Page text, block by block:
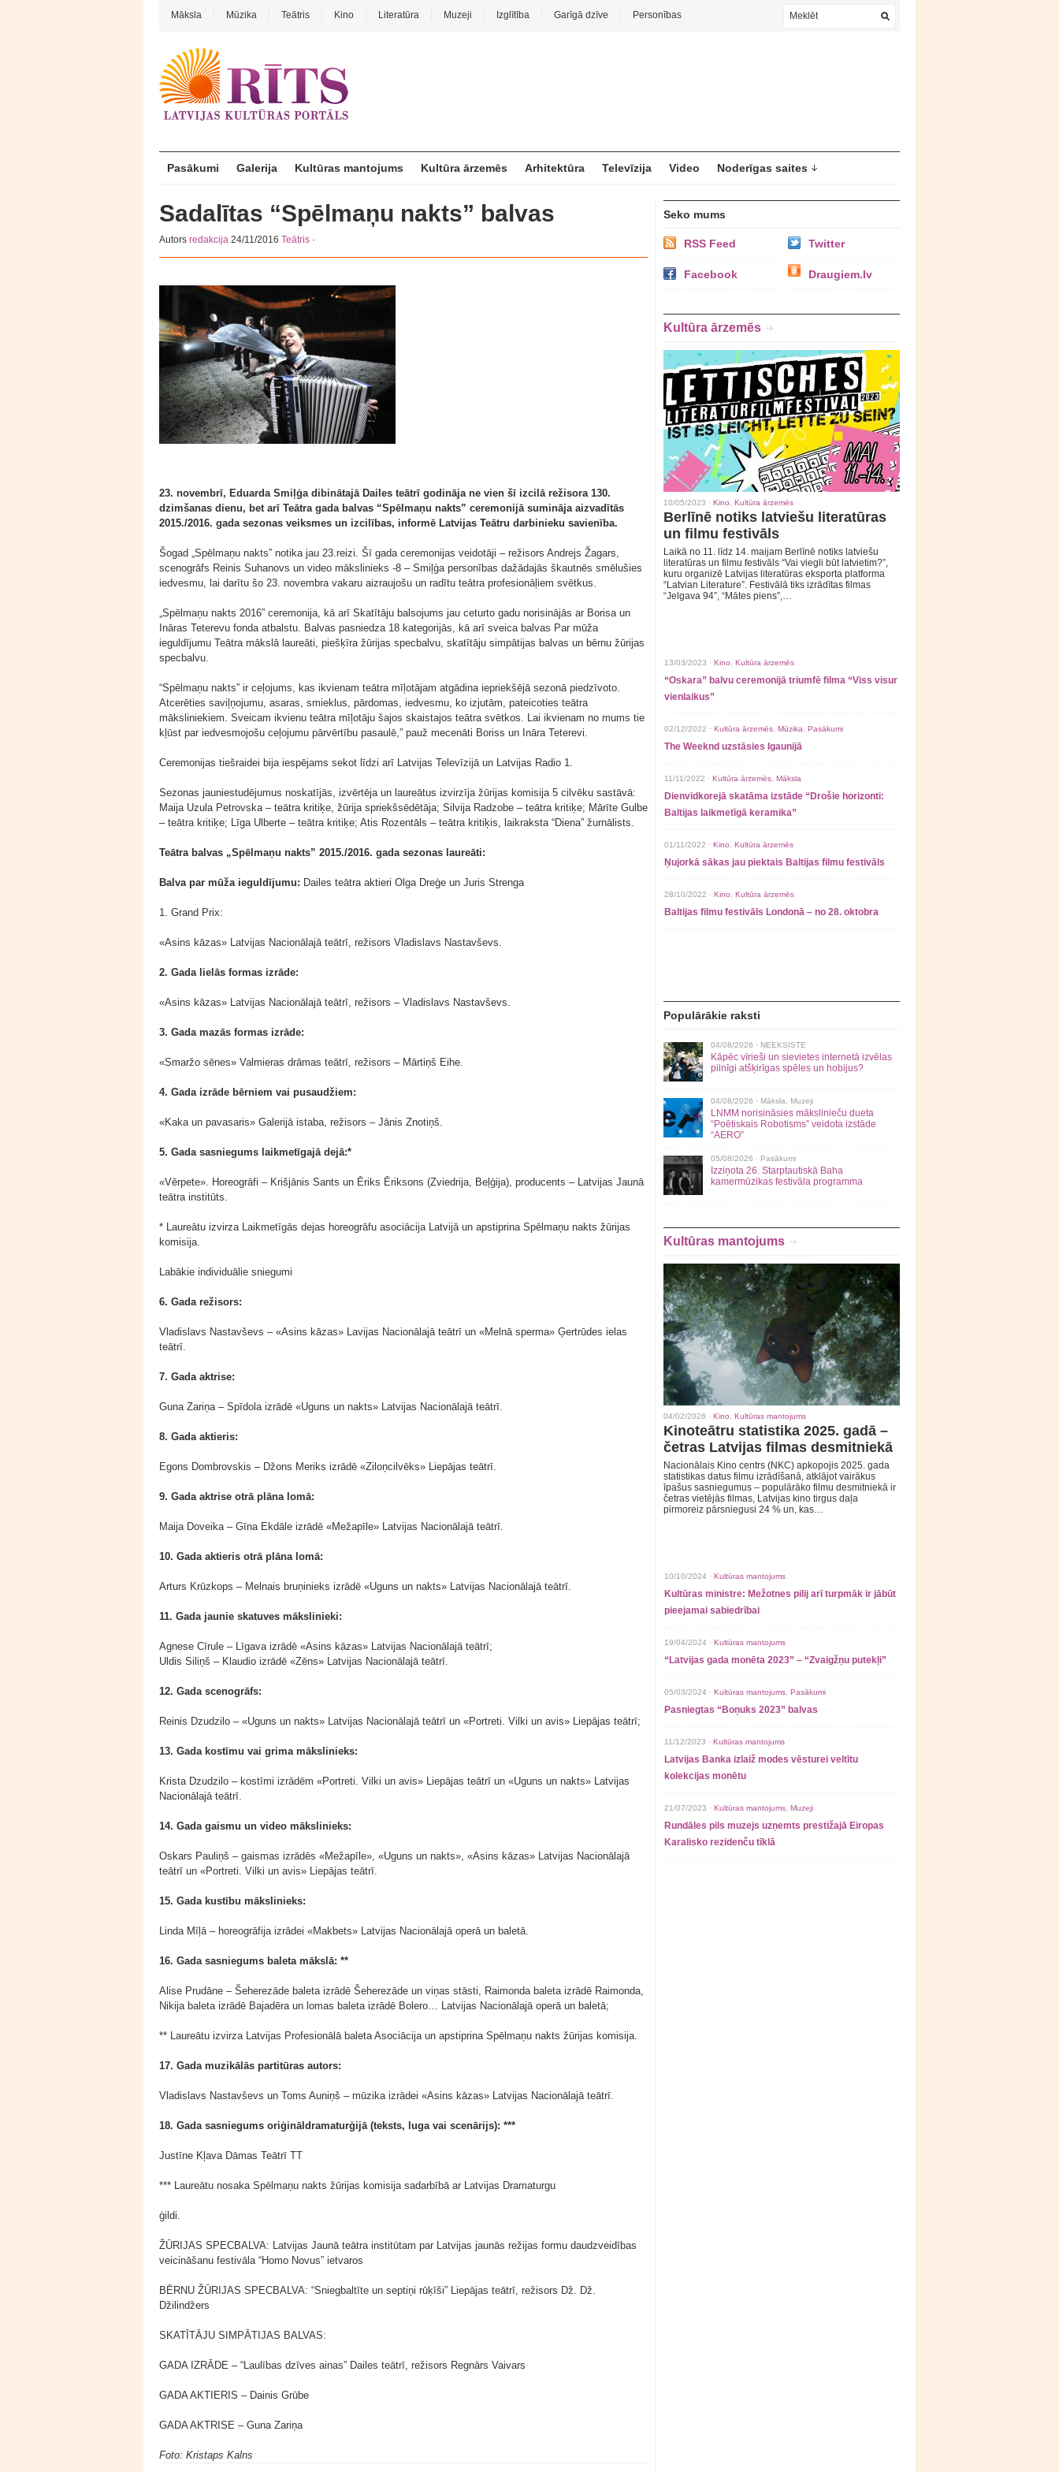
Māksla Mūzika Teātris Kino Literatūra Muzeji Izglītība Garīgā dzīve Personības
Pasākumi Galerija Kultūras mantojums Kultūra ārzemēs Arhitektūra Televīzija Video Noderīgas saites
Sadalītas “Spēlmaņu nakts” balvas
Autors redakcija 24/11/2016 Teātris ·
23. novembrī, Eduarda Smiļģa dibinātajā Dailes teātrī godināja ne vien šī izcilā režisora 130.
dzimšanas dienu, bet arī Teātra gada balvas “Spēlmaņu nakts” ceremonijā sumināja aizvadītās
2015./2016. gada sezonas veiksmes un izcilības, informē Latvijas Teātru darbinieku savienība.
Šogad „Spēlmaņu nakts” notika jau 23.reizi. Šī gada ceremonijas veidotāji – režisors Andrejs Žagars,
scenogrāfs Reinis Suhanovs un video mākslinieks -8 – Smiļģa personības dažādajās škautnēs smēlušies
iedvesmu, lai darītu šo 23. novembra vakaru aizraujošu un radītu teātra profesionāļiem svētkus.
„Spēlmaņu nakts 2016” ceremonija, kā arī Skatītāju balsojums jau ceturto gadu norisinājās ar Borisa un
Ināras Teterevu fonda atbalstu. Balvas pasniedza 18 kategorijās, kā arī sveica balvas Par mūža
ieguldījumu Teātra mākslā laureāti, piešķīra žūrijas specbalvu, skatītāju simpātijas balvas un bērnu žūrijas
specbalvu.
“Spēlmaņu nakts” ir ceļojums, kas ikvienam teātra mīļotājam atgādina iepriekšējā sezonā piedzīvoto.
Atcerēties saviļņojumu, asaras, smieklus, pārdomas, iedvesmu, ko izjutām, pateicoties teātra
māksliniekiem. Sveicam ikvienu teātra mīļotāju šajos skaistajos teātra svētkos. Lai ikvienam no mums tie
kļūst par iedvesmojošu ceļojumu pārvērtību pasaulē,” pauž mecenāti Boriss un Ināra Teterevi.
Ceremonijas tiešraidei bija iespējams sekot līdzi arī Latvijas Televīzijā un Latvijas Radio 1.
Sezonas jauniestudējumus noskatījās, izvērtēja un laureātus izvirzīja žūrijas komisija 5 cilvēku sastāvā:
Maija Uzula Petrovska – teātra kritiķe, žūrija spriekšsēdētāja; Silvija Radzobe – teātra kritiķe; Mārīte Gulbe
– teātra kritiķe; Līga Ulberte – teātra kritiķe; Atis Rozentāls – teātra kritiķis, laikraksta “Diena” žurnālists.
Teātra balvas „Spēlmaņu nakts” 2015./2016. gada sezonas laureāti:
Balva par mūža ieguldījumu: Dailes teātra aktieri Olga Dreģe un Juris Strenga
1. Grand Prix:
«Asins kāzas» Latvijas Nacionālajā teātrī, režisors Vladislavs Nastavševs.
2. Gada lielās formas izrāde:
«Asins kāzas» Latvijas Nacionālajā teātrī, režisors – Vladislavs Nastavševs.
3. Gada mazās formas izrāde:
«Smaržo sēnes» Valmieras drāmas teātrī, režisors – Mārtiņš Eihe.
4. Gada izrāde bērniem vai pusaudžiem:
«Kaka un pavasaris» Galerijā istaba, režisors – Jānis Znotiņš.
5. Gada sasniegums laikmetīgajā dejā:*
«Vērpete». Horeogrāfi – Krišjānis Sants un Ēriks Ēriksons (Zviedrija, Beļģija), producents – Latvijas Jaunā
teātra institūts.
* Laureātu izvirza Laikmetīgās dejas horeogrāfu asociācija Latvijā un apstiprina Spēlmaņu nakts žūrijas
komisija.
Labākie individuālie sniegumi
6. Gada režisors:
Vladislavs Nastavševs – «Asins kāzas» Lavijas Nacionālajā teātrī un «Melnā sperma» Ģertrūdes ielas
teātrī.
7. Gada aktrise:
Guna Zariņa – Spīdola izrādē «Uguns un nakts» Latvijas Nacionālajā teātrī.
8. Gada aktieris:
Egons Dombrovskis – Džons Meriks izrādē «Ziloņcilvēks» Liepājas teātrī.
9. Gada aktrise otrā plāna lomā:
Maija Doveika – Gīna Ekdāle izrādē «Mežapīle» Latvijas Nacionālajā teātrī.
10. Gada aktieris otrā plāna lomā:
Arturs Krūzkops – Melnais bruņinieks izrādē «Uguns un nakts» Latvijas Nacionālajā teātrī.
11. Gada jaunie skatuves mākslinieki:
Agnese Cīrule – Līgava izrādē «Asins kāzas» Latvijas Nacionālajā teātrī;
Uldis Siliņš – Klaudio izrādē «Zēns» Latvijas Nacionālajā teātrī.
12. Gada scenogrāfs:
Reinis Dzudzilo – «Uguns un nakts» Latvijas Nacionālajā teātrī un «Portreti. Vilki un avis» Liepājas teātrī;
13. Gada kostīmu vai grima mākslinieks:
Krista Dzudzilo – kostīmi izrādēm «Portreti. Vilki un avis» Liepājas teātrī un «Uguns un nakts» Latvijas
Nacionālajā teātrī.
14. Gada gaismu un video mākslinieks:
Oskars Pauliņš – gaismas izrādēs «Mežapīle», «Uguns un nakts», «Asins kāzas» Latvijas Nacionālajā
teātrī un «Portreti. Vilki un avis» Liepājas teātrī.
15. Gada kustību mākslinieks:
Linda Mīļā – horeogrāfija izrādei «Makbets» Latvijas Nacionālajā operā un baletā.
16. Gada sasniegums baleta mākslā: **
Alise Prudāne – Šeherezāde baleta izrādē Šeherezāde un viņas stāsti, Raimonda baleta izrādē Raimonda,
Nikija baleta izrādē Bajadēra un lomas baleta izrādē Bolero… Latvijas Nacionālajā operā un baletā;
** Laureātu izvirza Latvijas Profesionālā baleta Asociācija un apstiprina Spēlmaņu nakts žūrijas komisija.
17. Gada muzikālās partitūras autors:
Vladislavs Nastavševs un Toms Auniņš – mūzika izrādei «Asins kāzas» Latvijas Nacionālajā teātrī.
18. Gada sasniegums oriģināldramaturģijā (teksts, luga vai scenārijs): ***
Justīne Kļava Dāmas Teātrī TT
*** Laureātu nosaka Spēlmaņu nakts žūrijas komisija sadarbībā ar Latvijas Dramaturgu
ģildi.
ŽŪRIJAS SPECBALVA: Latvijas Jaunā teātra institūtam par Latvijas jaunās režijas formu daudzveidības
veicināšanu festivāla “Homo Novus” ietvaros
BĒRNU ŽŪRIJAS SPECBALVA: “Sniegbaltīte un septiņi rūķīši” Liepājas teātrī, režisors Dž. Dž.
Džilindžers
SKATĪTĀJU SIMPĀTIJAS BALVAS:
GADA IZRĀDE – “Laulības dzīves ainas” Dailes teātrī, režisors Regnārs Vaivars
GADA AKTIERIS – Dainis Grūbe
GADA AKTRISE – Guna Zariņa
Foto: Kristaps Kalns
Seko mums
RSS Feed Twitter
Facebook Draugiem.lv
Kultūra ārzemēs
10/05/2023 · Kino Kultūra ārzemēs
Berlīnē notiks latviešu literatūras
un filmu festivāls
Laikā no 11. līdz 14. maijam Berlīnē notiks latviešu
literatūras un filmu festivāls “Vai viegli būt latvietim?”,
kuru organizē Latvijas literatūras eksporta platforma
“Latvian Literature”. Festivālā tiks izrādītas filmas
“Jelgava 94”, “Mātes piens”,…
13/03/2023 · Kino Kultūra ārzemēs
“Oskara” balvu ceremonijā triumfē filma “Viss visur
vienlaikus”
02/12/2022 · Kultūra ārzemēs Mūzika Pasākumi
The Weeknd uzstāsies Igaunijā
11/11/2022 · Kultūra ārzemēs Māksla
Dienvidkorejā skatāma izstāde “Drošie horizonti:
Baltijas laikmetīgā keramika”
01/11/2022 · Kino Kultūra ārzemēs
Ņujorkā sākas jau piektais Baltijas filmu festivāls
28/10/2022 · Kino Kultūra ārzemēs
Baltijas filmu festivāls Londonā – no 28. oktobra
Populārākie raksti
04/08/2026 · NEEKSISTE
Kāpēc vīrieši un sievietes internetā izvēlas
pilnīgi atšķirīgas spēles un hobijus?
04/08/2026 · Māksla Muzeji
LNMM norisināsies mākslinieču dueta
“Poētiskais Robotisms” veidota izstāde
“AERO”
05/08/2026 · Pasākumi
Izziņota 26. Starptautiskā Baha
kamermūzikas festivāla programma
Kultūras mantojums
04/02/2026 · Kino Kultūras mantojums
Kinoteātru statistika 2025. gadā –
četras Latvijas filmas desmitniekā
Nacionālais Kino centrs (NKC) apkopojis 2025. gada
statistikas datus filmu izrādīšanā, atklājot vairākus
īpašus sasniegumus – populārāko filmu desmitniekā ir
četras vietējās filmas, Latvijas kino tirgus daļa
pirmoreiz pārsniegusi 24 % un, kas…
10/10/2024 · Kultūras mantojums
Kultūras ministre: Mežotnes pilij arī turpmāk ir jābūt
pieejamai sabiedrībai
19/04/2024 · Kultūras mantojums
“Latvijas gada monēta 2023” – “Zvaigžņu putekļi”
05/03/2024 · Kultūras mantojums Pasākumi
Pasniegtas “Boņuks 2023” balvas
11/12/2023 · Kultūras mantojums
Latvijas Banka izlaiž modes vēsturei veltītu
kolekcijas monētu
21/07/2023 · Kultūras mantojums Muzeji
Rundāles pils muzejs uzņemts prestižajā Eiropas
Karalisko rezidenču tīklā